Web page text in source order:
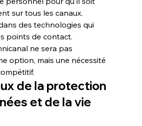
sur tous les canaux.
des technologies qui
points de contact.
ne sera pas
option, mais une nécessité
de la protection
et de la vie